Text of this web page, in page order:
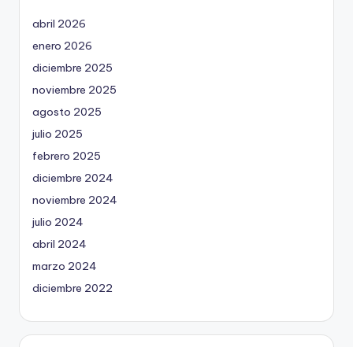
abril 2026
enero 2026
diciembre 2025
noviembre 2025
agosto 2025
julio 2025
febrero 2025
diciembre 2024
noviembre 2024
julio 2024
abril 2024
marzo 2024
diciembre 2022